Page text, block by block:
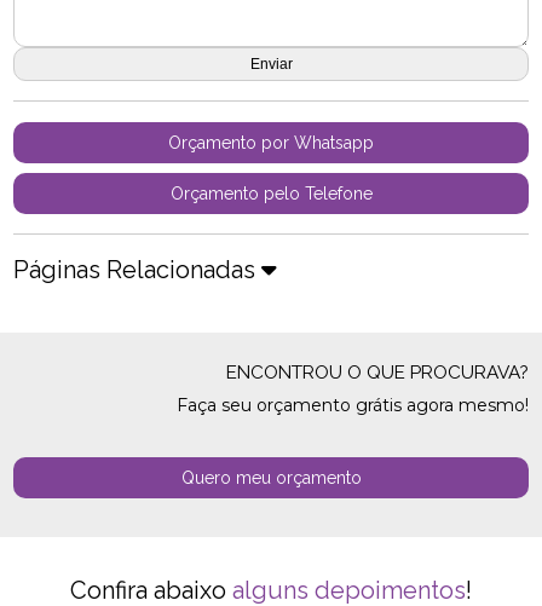
Orçamento por Whatsapp
Orçamento pelo Telefone
Páginas Relacionadas
ENCONTROU O QUE PROCURAVA?
Faça seu orçamento grátis agora mesmo!
Quero meu orçamento
Confira abaixo alguns depoimentos!